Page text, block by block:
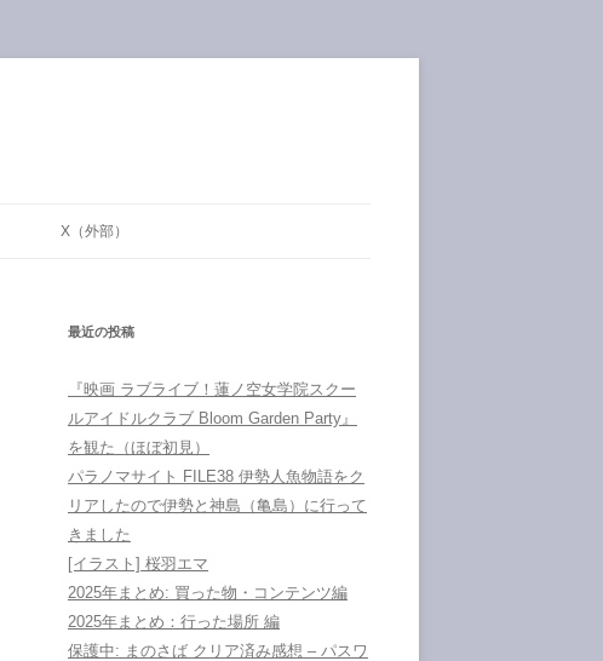
X（外部）
最近の投稿
『映画 ラブライブ！蓮ノ空女学院スクー
ルアイドルクラブ Bloom Garden Party』
を観た（ほぼ初見）
パラノマサイト FILE38 伊勢人魚物語をク
リアしたので伊勢と神島（亀島）に行って
きました
[イラスト] 桜羽エマ
2025年まとめ: 買った物・コンテンツ編
2025年まとめ：行った場所 編
保護中: まのさば クリア済み感想 – パスワ